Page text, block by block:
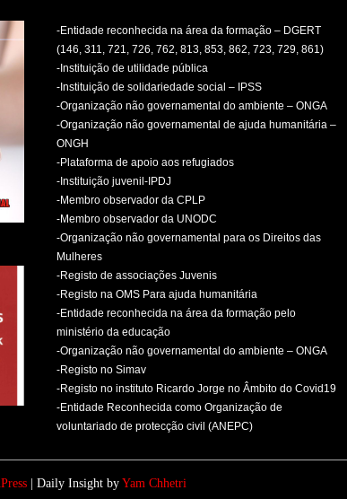
-Entidade reconhecida na área da formação – DGERT
(146, 311, 721, 726, 762, 813, 853, 862, 723, 729, 861)
-Instituição de utilidade pública
-Instituição de solidariedade social – IPSS
-Organização não governamental do ambiente – ONGA
-Organização não governamental de ajuda humanitária –
ONGH
-Plataforma de apoio aos refugiados
-Instituição juvenil-IPDJ
-Membro observador da CPLP
-Membro observador da UNODC
-Organização não governamental para os Direitos das
Mulheres
-Registo de associações Juvenis
-Registo na OMS Para ajuda humanitária
-Entidade reconhecida na área da formação pelo
ministério da educação
-Organização não governamental do ambiente – ONGA
-Registo no Simav
-Registo no instituto Ricardo Jorge no Âmbito do Covid19
-Entidade Reconhecida como Organização de
voluntariado de protecção civil (ANEPC)
| Daily Insight by Yam Chhetri